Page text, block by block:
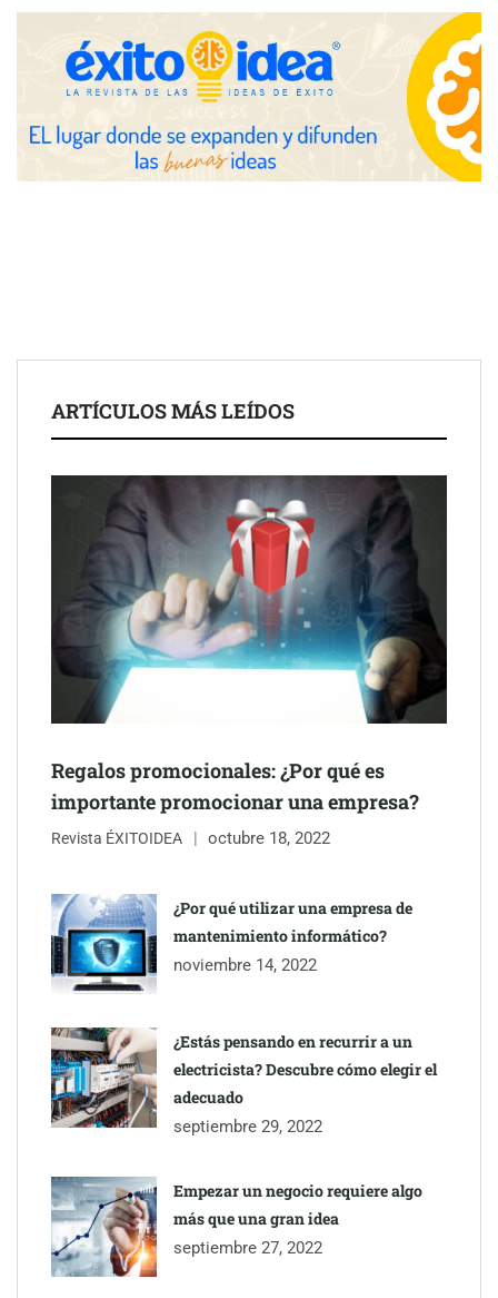
Zoomex mejora su Strategy Center con herramientas
avanzadas para trading estratégico
COMPALISS de LYSOTRIC: cuando un solo producto multiplica
las posibilidades del salón profesional
Schaeffler mejora su rentabilidad en el primer semestre de 2026
NOVA: innovación y diseño que transforman espacios de la
mano de Tormo Franquicias
ARTÍCULOS MÁS LEÍDOS
Regalos promocionales: ¿Por qué es
importante promocionar una empresa?
Revista ÉXITOIDEA octubre 18, 2022
¿Por qué utilizar una empresa de
mantenimiento informático?
noviembre 14, 2022
¿Estás pensando en recurrir a un
electricista? Descubre cómo elegir el
adecuado
septiembre 29, 2022
Empezar un negocio requiere algo
más que una gran idea
septiembre 27, 2022